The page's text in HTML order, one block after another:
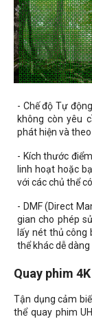
- Chế độ Tự
không còn yêu
phát hiện và
- Kích thước
linh hoạt hoặc
với các chủ thể
- DMF (Direct
gian cho phép
lấy nét thủ công
thể khác dễ dàng
Quay phim
Tận dụng cảm
thể quay phim